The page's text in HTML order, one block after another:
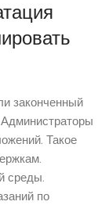
законченный
Такое
среды.
по